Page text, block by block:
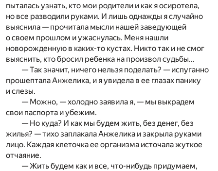
пыталась узнать, кто мои родители и как я осиротела,
но все разводили руками. И лишь однажды я случайно
выяснила — прочитала мысли нашей заведующей
о своем прошлом и ужаснулась. Меня нашли
новорожденную в каких-то кустах. Никто так и не смог
выяснить, кто бросил ребенка на произвол судьбы…
— Так значит, ничего нельзя поделать? — испуганно
прошептала Анжелика, и я увидела в ее глазах панику
и слезы.
— Можно, — холодно заявила я, — мы выкрадем
свои паспорта и убежим.
— Но куда? И как мы будем жить, без денег, без
жилья? — тихо заплакала Анжелика и закрыла руками
лицо. Каждая клеточка ее организма источала жуткое
отчаяние.
— Жить будем как и все, что-нибудь придумаем,